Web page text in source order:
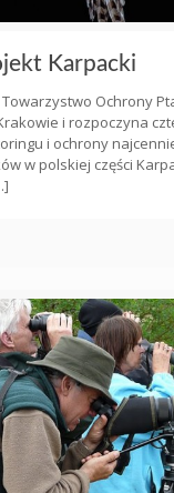
Karpacki
Ochrony
i rozpoczyna
i ochrony
w polskiej części